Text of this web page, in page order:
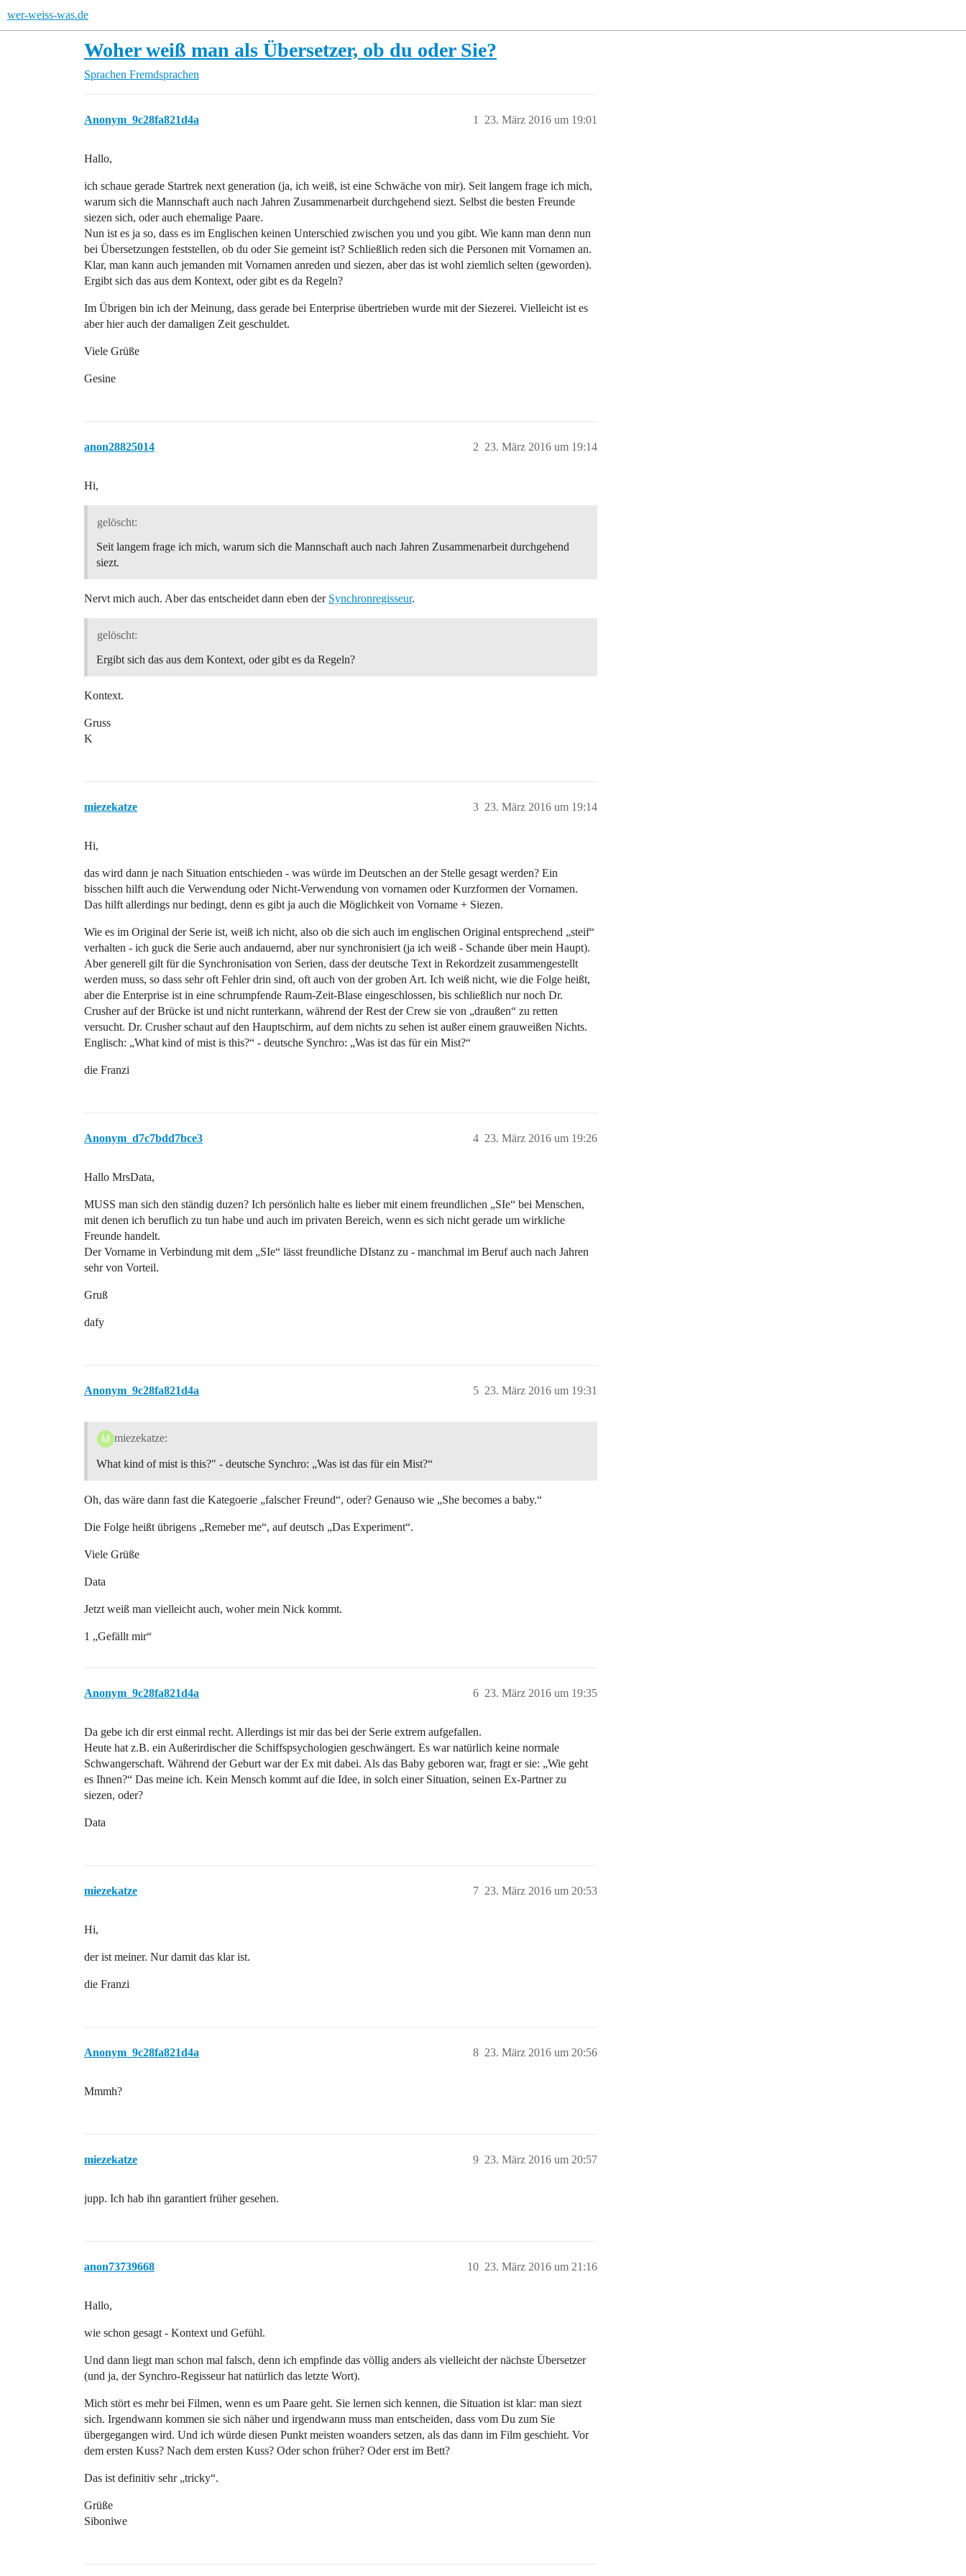
wer-weiss-was.de
Woher weiß man als Übersetzer, ob du oder Sie?
Sprachen Fremdsprachen
Anonym_9c28fa821d4a 23. März 2016 um 19:01
1
Hallo,
ich schaue gerade Startrek next generation (ja, ich weiß, ist eine Schwäche von mir). Seit langem frage ich mich,
warum sich die Mannschaft auch nach Jahren Zusammenarbeit durchgehend siezt. Selbst die besten Freunde
siezen sich, oder auch ehemalige Paare.
Nun ist es ja so, dass es im Englischen keinen Unterschied zwischen you und you gibt. Wie kann man denn nun
bei Übersetzungen feststellen, ob du oder Sie gemeint ist? Schließlich reden sich die Personen mit Vornamen an.
Klar, man kann auch jemanden mit Vornamen anreden und siezen, aber das ist wohl ziemlich selten (geworden).
Ergibt sich das aus dem Kontext, oder gibt es da Regeln?
Im Übrigen bin ich der Meinung, dass gerade bei Enterprise übertrieben wurde mit der Siezerei. Vielleicht ist es
aber hier auch der damaligen Zeit geschuldet.
Viele Grüße
Gesine
anon28825014 23. März 2016 um 19:14
2
Hi,
gelöscht:
Seit langem frage ich mich, warum sich die Mannschaft auch nach Jahren Zusammenarbeit durchgehend
siezt.
Nervt mich auch. Aber das entscheidet dann eben der Synchronregisseur.
gelöscht:
Ergibt sich das aus dem Kontext, oder gibt es da Regeln?
Kontext.
Gruss
K
miezekatze 23. März 2016 um 19:14
3
Hi,
das wird dann je nach Situation entschieden - was würde im Deutschen an der Stelle gesagt werden? Ein
bisschen hilft auch die Verwendung oder Nicht-Verwendung von vornamen oder Kurzformen der Vornamen.
Das hilft allerdings nur bedingt, denn es gibt ja auch die Möglichkeit von Vorname + Siezen.
Wie es im Original der Serie ist, weiß ich nicht, also ob die sich auch im englischen Original entsprechend „steif“
verhalten - ich guck die Serie auch andauernd, aber nur synchronisiert (ja ich weiß - Schande über mein Haupt).
Aber generell gilt für die Synchronisation von Serien, dass der deutsche Text in Rekordzeit zusammengestellt
werden muss, so dass sehr oft Fehler drin sind, oft auch von der groben Art. Ich weiß nicht, wie die Folge heißt,
aber die Enterprise ist in eine schrumpfende Raum-Zeit-Blase eingeschlossen, bis schließlich nur noch Dr.
Crusher auf der Brücke ist und nicht runterkann, während der Rest der Crew sie von „draußen“ zu retten
versucht. Dr. Crusher schaut auf den Hauptschirm, auf dem nichts zu sehen ist außer einem grauweißen Nichts.
Englisch: „What kind of mist is this?“ - deutsche Synchro: „Was ist das für ein Mist?“
die Franzi
Anonym_d7c7bdd7bce3 23. März 2016 um 19:26
4
Hallo MrsData,
MUSS man sich den ständig duzen? Ich persönlich halte es lieber mit einem freundlichen „SIe“ bei Menschen,
mit denen ich beruflich zu tun habe und auch im privaten Bereich, wenn es sich nicht gerade um wirkliche
Freunde handelt.
Der Vorname in Verbindung mit dem „SIe“ lässt freundliche DIstanz zu - manchmal im Beruf auch nach Jahren
sehr von Vorteil.
Gruß
dafy
Anonym_9c28fa821d4a 23. März 2016 um 19:31
5
miezekatze:
What kind of mist is this?" - deutsche Synchro: „Was ist das für ein Mist?“
Oh, das wäre dann fast die Kategoerie „falscher Freund“, oder? Genauso wie „She becomes a baby.“
Die Folge heißt übrigens „Remeber me“, auf deutsch „Das Experiment“.
Viele Grüße
Data
Jetzt weiß man vielleicht auch, woher mein Nick kommt.
1 „Gefällt mir“
Anonym_9c28fa821d4a 23. März 2016 um 19:35
6
Da gebe ich dir erst einmal recht. Allerdings ist mir das bei der Serie extrem aufgefallen.
Heute hat z.B. ein Außerirdischer die Schiffspsychologien geschwängert. Es war natürlich keine normale
Schwangerschaft. Während der Geburt war der Ex mit dabei. Als das Baby geboren war, fragt er sie: „Wie geht
es Ihnen?“ Das meine ich. Kein Mensch kommt auf die Idee, in solch einer Situation, seinen Ex-Partner zu
siezen, oder?
Data
miezekatze 23. März 2016 um 20:53
7
Hi,
der ist meiner. Nur damit das klar ist.
die Franzi
Anonym_9c28fa821d4a 23. März 2016 um 20:56
8
Mmmh?
miezekatze 23. März 2016 um 20:57
9
jupp. Ich hab ihn garantiert früher gesehen.
anon73739668 23. März 2016 um 21:16
10
Hallo,
wie schon gesagt - Kontext und Gefühl.
Und dann liegt man schon mal falsch, denn ich empfinde das völlig anders als vielleicht der nächste Übersetzer
(und ja, der Synchro-Regisseur hat natürlich das letzte Wort).
Mich stört es mehr bei Filmen, wenn es um Paare geht. Sie lernen sich kennen, die Situation ist klar: man siezt
sich. Irgendwann kommen sie sich näher und irgendwann muss man entscheiden, dass vom Du zum Sie
übergegangen wird. Und ich würde diesen Punkt meisten woanders setzen, als das dann im Film geschieht. Vor
dem ersten Kuss? Nach dem ersten Kuss? Oder schon früher? Oder erst im Bett?
Das ist definitiv sehr „tricky“.
Grüße
Siboniwe